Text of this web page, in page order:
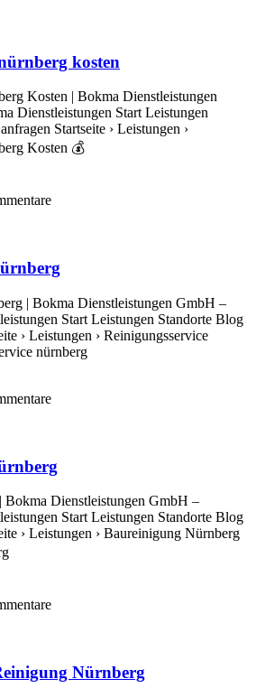
kosten
Kosten | Bokma Dienstleistungen
Dienstleistungen Start Leistungen
Startseite › Leistungen ›
Kosten 💰
| Bokma Dienstleistungen GmbH –
Start Leistungen Standorte Blog
› Leistungen › Reinigungsservice
nürnberg
Dienstleistungen GmbH –
Start Leistungen Standorte Blog
› Leistungen › Baureinigung Nürnberg
Nürnberg